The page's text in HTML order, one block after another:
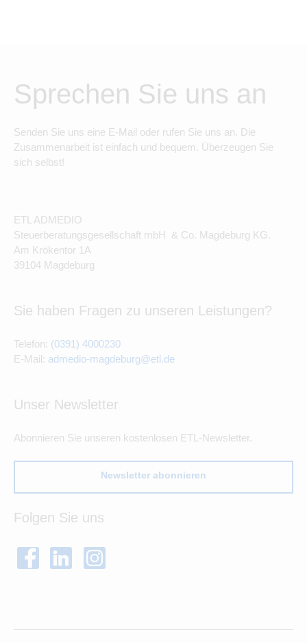
Ihre Vorteile:
mehr Zeit im Praxisalltag. Hierzu arbeiten Sie mit
unseren regionalen Heilmittelexperten zusammen.
Sprechen Sie uns an
Senden Sie uns eine E-Mail oder rufen Sie uns an. Die
Zusammenarbeit ist einfach und bequem. Überzeugen Sie
sich selbst!
ETL ADMEDIO
Steuerberatungsgesellschaft mbH & Co. Magdeburg KG.
Am Krökentor 1A
39104 Magdeburg
Sie haben Fragen zu unseren Leistungen?
Telefon: (0391) 4000230
E-Mail: admedio-magdeburg@etl.de
Unser Newsletter
Abonnieren Sie unseren kostenlosen ETL-Newsletter.
Newsletter abonnieren
Folgen Sie uns